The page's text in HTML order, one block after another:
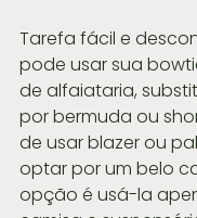
Tarefa fácil e
pode usar sua
de alfaiataria,
por bermuda ou
de usar blazer ou
optar por um belo
opção é usá-la